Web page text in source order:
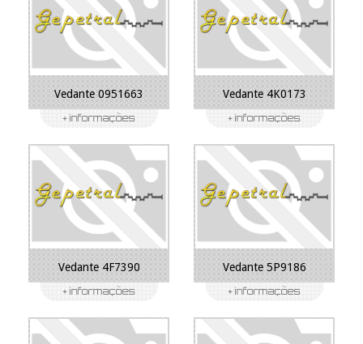
Vedante 0951663 Vedante 4K0173
Vedante 4F7390 Vedante 5P9186